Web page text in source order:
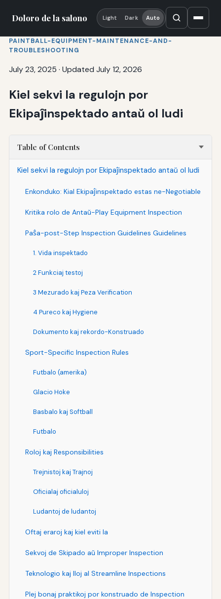
Doloro de la salono Light Dark Auto
PAINTBALL-EQUIPMENT-MAINTENANCE-AND-
TROUBLESHOOTING
July 23, 2025 · Updated July 12, 2026
Kiel sekvi la regulojn por
Ekipaĵinspektado antaŭ ol ludi
Table of Contents
Kiel sekvi la regulojn por Ekipaĵinspektado antaŭ ol ludi
Enkonduko: Kial Ekipaĵinspektado estas ne-Negotiable
Kritika rolo de Antaŭ-Play Equipment Inspection
Paŝa-post-Step Inspection Guidelines Guidelines
1. Vida inspektado
2 Funkciaj testoj
3 Mezurado kaj Peza Verification
4 Pureco kaj Hygiene
Dokumento kaj rekordo-Konstruado
Sport-Specific Inspection Rules
Futbalo (amerika)
Glacio Hoke
Basbalo kaj Softball
Futbalo
Roloj kaj Responsibilities
Trejnistoj kaj Trajnoj
Oficialaj oficialuloj
Ludantoj de ludantoj
Oftaj eraroj kaj kiel eviti la
Sekvoj de Skipado aŭ Improper Inspection
Teknologio kaj Iloj al Streamline Inspections
Plej bonaj praktikoj por konstruado de Inspection